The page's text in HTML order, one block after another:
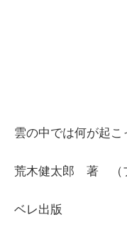
雲の中では何が起
荒木健太郎 著 （
ベレ出版